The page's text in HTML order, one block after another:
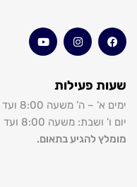
פעילות
ה’ משעה 8:00 ועד 18:00
משעה 8:00 ועד 16:00
להגיע בתאום.